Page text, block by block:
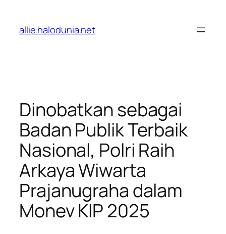
konten
allie.halodunia.net
Dinobatkan sebagai
Badan Publik Terbaik
Nasional, Polri Raih
Arkaya Wiwarta
Prajanugraha dalam
Monev KIP 2025